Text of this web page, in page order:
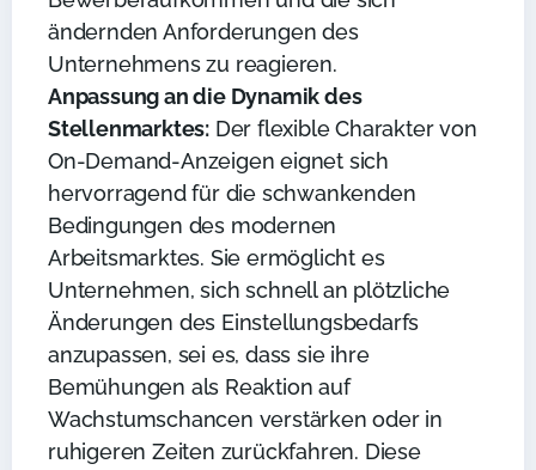
ändernden Anforderungen des
Unternehmens zu reagieren.
Anpassung an die Dynamik des
Stellenmarktes: Der flexible Charakter von
On-Demand-Anzeigen eignet sich
hervorragend für die schwankenden
Bedingungen des modernen
Arbeitsmarktes. Sie ermöglicht es
Unternehmen, sich schnell an plötzliche
Änderungen des Einstellungsbedarfs
anzupassen, sei es, dass sie ihre
Bemühungen als Reaktion auf
Wachstumschancen verstärken oder in
ruhigeren Zeiten zurückfahren. Diese